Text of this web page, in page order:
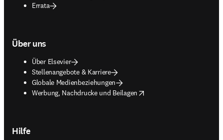
Errata
Über uns
Über Elsevier
Stellenangebote & Karriere
Globale Medienbeziehungen
Werbung, Nachdrucke und Beilagen
opens in new tab/window
Hilfe